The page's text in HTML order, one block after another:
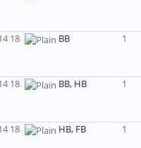
18 ВВ 1
18 ВВ, HB 1
18 HB, FB 1